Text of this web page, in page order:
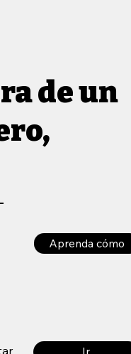
de un
Aprenda cómo